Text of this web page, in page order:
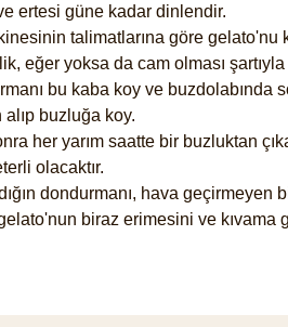
ertesi güne kadar dinlendir.
talimatlarına göre
eğer yoksa da cam olması
bu kaba koy ve
alıp buzluğa koy.
her yarım saatte bir buzluktan
olacaktır.
dondurmanı, hava
biraz erimesini ve kıvama